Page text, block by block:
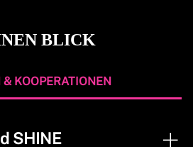
BLICK
& KOOPERATIONEN
SHINE